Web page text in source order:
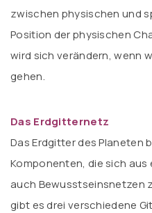
zwischen physischen und
Position der physischen
wird sich verändern, wenn
gehen.
Das Erdgitternetz
Das Erdgitter des Planeten
Komponenten, die sich
auch Bewusstseinsnetzen
gibt es drei verschiedene